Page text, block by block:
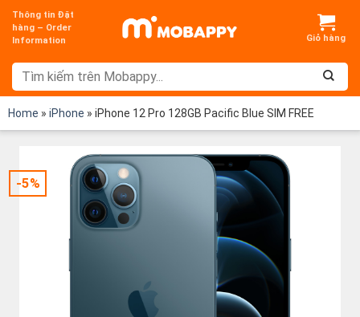
Chuyển
đến
dung
Thông tin Đặt
hàng – Order
Information
Home » iPhone » iPhone 12 Pro 128GB Pacific Blue SIM FREE
-5%